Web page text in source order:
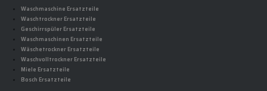
Waschmaschine Ersatzteile
Waschtrockner Ersatzteile
Geschirrspüler Ersatzteile
Waschmaschinen Ersatzteile
Wäschetrockner Ersatzteile
Waschvolltrockner Ersatzteile
Miele Ersatzteile
Bosch Ersatzteile